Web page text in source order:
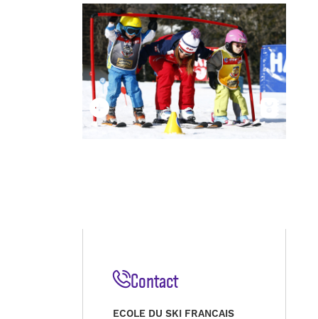
Contact
ECOLE DU SKI FRANCAIS